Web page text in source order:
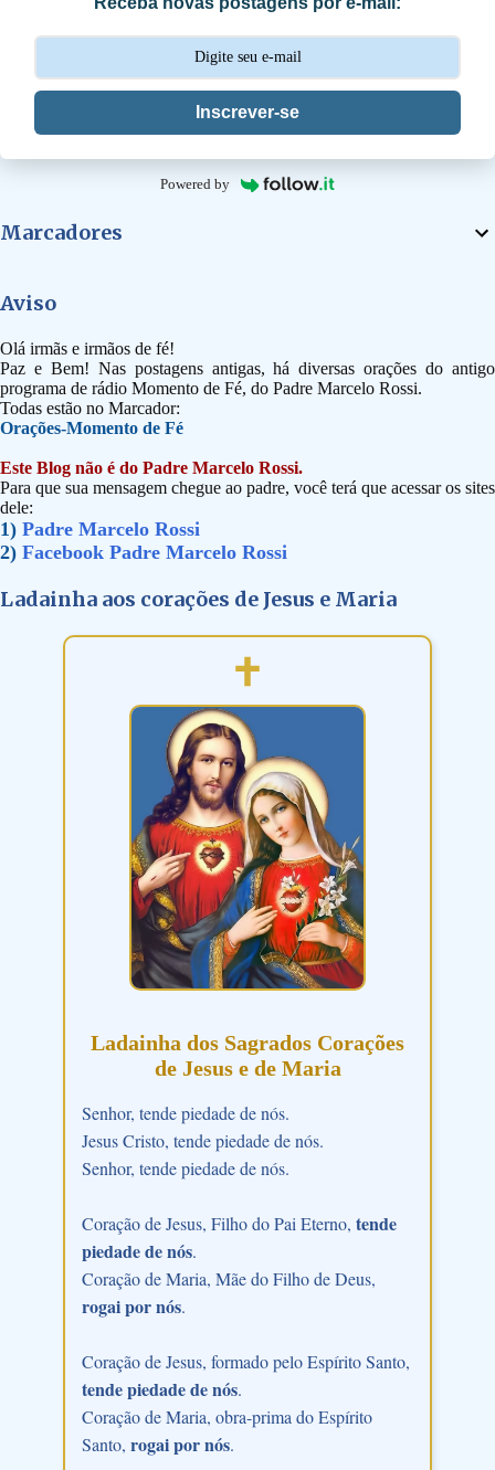
s
Inscrever-se
Powered by
Marcadores
Aviso
Olá irmãs e irmãos de fé!
Paz e Bem! Nas postagens antigas, há diversas orações do antigo
programa de rádio Momento de Fé, do Padre Marcelo Rossi.
Todas estão no Marcador:
Orações-Momento de Fé
Este Blog não é do Padre Marcelo Rossi.
Para que sua mensagem chegue ao padre, você terá que acessar os sites
dele:
1) Padre Marcelo Rossi
2) Facebook Padre Marcelo Rossi
Ladainha aos corações de Jesus e Maria
Ladainha dos Sagrados Corações
de Jesus e de Maria
Senhor, tende piedade de nós.
Jesus Cristo, tende piedade de nós.
Senhor, tende piedade de nós.
Coração de Jesus, Filho do Pai Eterno, tende
piedade de nós.
Coração de Maria, Mãe do Filho de Deus,
rogai por nós.
Coração de Jesus, formado pelo Espírito Santo,
tende piedade de nós.
Coração de Maria, obra-prima do Espírito
Santo, rogai por nós.